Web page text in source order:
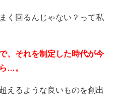
く回るんじゃない？って私
、それを制定した時代が今
。
えるような良いものを創出